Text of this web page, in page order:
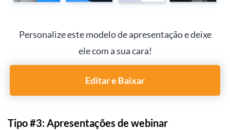
Personalize este modelo de apresentação e deixe
ele com a sua cara!
Editar e Baixar
Tipo #3: Apresentações de webinar